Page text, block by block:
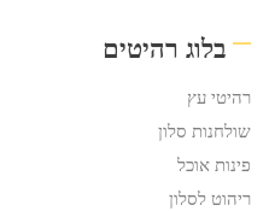
בלוג רהיטים
רהיטי עץ
שולחנות סלון
פינות אוכל
ריהוט לסלון